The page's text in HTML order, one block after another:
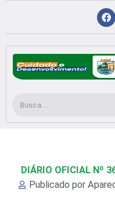
conteúdo
F
a
c
b
o
o
k
Pesquisar
DIÁRIO OFICIAL Nº
Publicado por